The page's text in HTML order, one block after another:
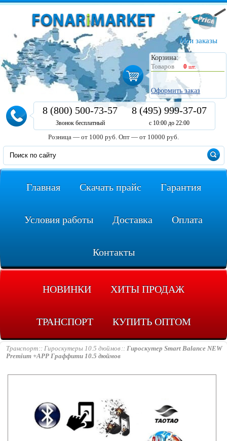
Мои заказы
Корзина:
Товаров
0 шт.
Оформить заказ
8 (800) 500-73-57
Звонок бесплатный
8 (495) 999-37-07
с 10:00 до 22:00
Розница — от 1000 руб. Опт — от 10000 руб.
Главная Скачать прайс Гарантия
Условия работы Доставка Оплата
Контакты
НОВИНКИ ХИТЫ ПРОДАЖ
ТРАНСПОРТ КУПИТЬ ОПТОМ
Транспорт Гироскутеры 10.5 дюймов
Гироскутер Smart Balance NEW
Premium +APP Граффити 10.5 дюймов